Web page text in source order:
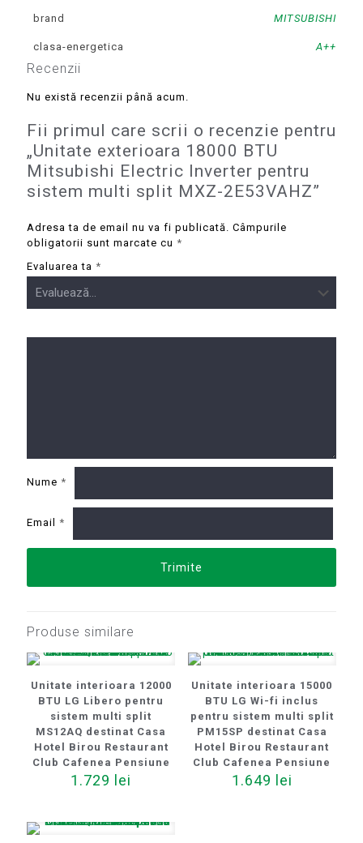
brand MITSUBISHI
clasa-energetica A++
Recenzii
Nu există recenzii până acum.
Fii primul care scrii o recenzie pentru
„Unitate exterioara 18000 BTU
Mitsubishi Electric Inverter pentru
sistem multi split MXZ-2E53VAHZ”
Adresa ta de email nu va fi publicată. Câmpurile
obligatorii sunt marcate cu *
Evaluarea ta *
Nume *
Email *
Produse similare
Unitate interioara 12000
BTU LG Libero pentru
sistem multi split
MS12AQ destinat Casa
Hotel Birou Restaurant
Club Cafenea Pensiune
1.729 lei
Unitate interioara 15000
BTU LG Wi-fi inclus
pentru sistem multi split
PM15SP destinat Casa
Hotel Birou Restaurant
Club Cafenea Pensiune
1.649 lei